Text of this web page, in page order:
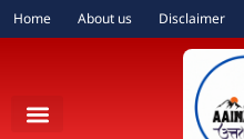
Home About us Disclaimer